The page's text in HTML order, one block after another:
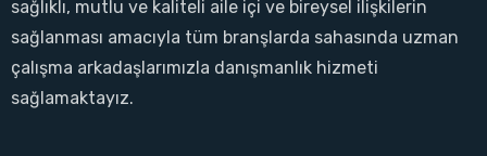
sağlıklı, mutlu ve kaliteli aile içi ve bireysel ilişkilerin
sağlanması amacıyla tüm branşlarda sahasında uzman
çalışma arkadaşlarımızla danışmanlık hizmeti
sağlamaktayız.